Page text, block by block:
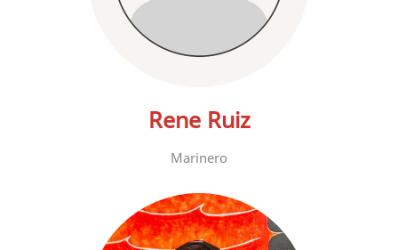
Rene Ruiz
Marinero